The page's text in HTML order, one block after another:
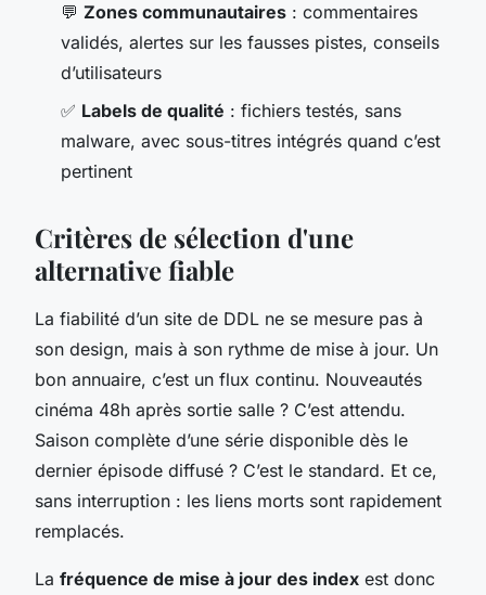
💬 Zones communautaires : commentaires
validés, alertes sur les fausses pistes, conseils
d’utilisateurs
✅ Labels de qualité : fichiers testés, sans
malware, avec sous-titres intégrés quand c’est
pertinent
Critères de sélection d'une
alternative fiable
La fiabilité d’un site de DDL ne se mesure pas à
son design, mais à son rythme de mise à jour. Un
bon annuaire, c’est un flux continu. Nouveautés
cinéma 48h après sortie salle ? C’est attendu.
Saison complète d’une série disponible dès le
dernier épisode diffusé ? C’est le standard. Et ce,
sans interruption : les liens morts sont rapidement
remplacés.
La fréquence de mise à jour des index est donc